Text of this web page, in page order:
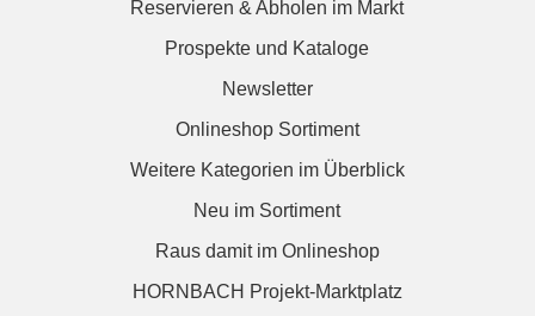
Reservieren & Abholen im Markt
Prospekte und Kataloge
Newsletter
Onlineshop Sortiment
Weitere Kategorien im Überblick
Neu im Sortiment
Raus damit im Onlineshop
HORNBACH Projekt-Marktplatz